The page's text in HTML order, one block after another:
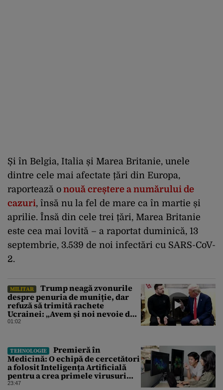
Și în Belgia, Italia și Marea Britanie, unele
dintre cele mai afectate țări din Europa,
raportează o nouă creștere a numărului de
cazuri, însă nu la fel de mare ca în martie și
aprilie. Însă din cele trei țări, Marea Britanie
este cea mai lovită – a raportat duminică, 13
septembrie, 3.539 de noi infectări cu SARS-CoV-
2.
MILITAR
Trump neagă zvonurile
despre penuria de muniție, dar
refuză să trimită rachete
Ucrainei: „Avem și noi nevoie de
rachete”
01:02
TEHNOLOGIE
Premieră în
Medicină: O echipă de cercetători
a folosit Inteligența Artificială
pentru a crea primele virusuri
sintetice la tratarea de E.coli
23:47